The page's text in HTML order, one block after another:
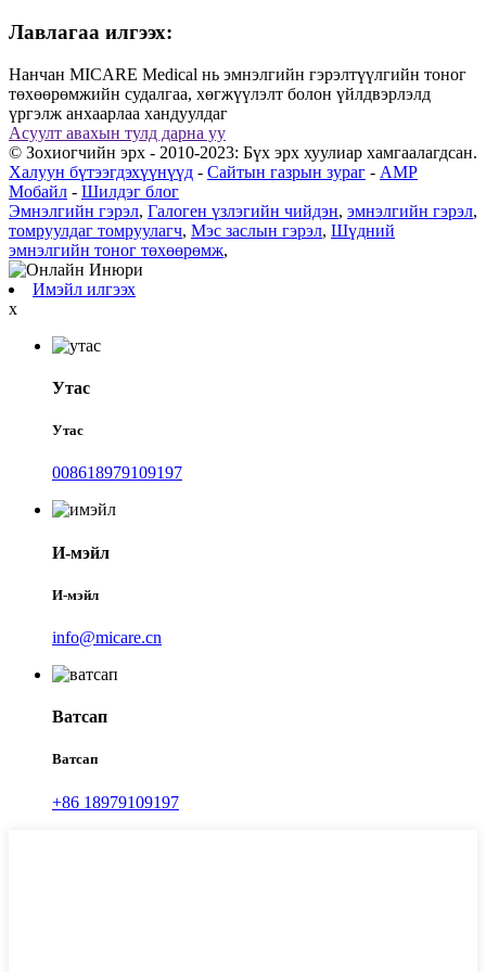
Лавлагаа илгээх:
Нанчан MICARE Medical нь эмнэлгийн гэрэлтүүлгийн тоног
төхөөрөмжийн судалгаа, хөгжүүлэлт болон үйлдвэрлэлд
үргэлж анхаарлаа хандуулдаг
Асуулт авахын тулд дарна уу
© Зохиогчийн эрх - 2010-2023: Бүх эрх хуулиар хамгаалагдсан.
Халуун бүтээгдэхүүнүүд - Сайтын газрын зураг - AMP
Мобайл - Шилдэг блог
Эмнэлгийн гэрэл, Галоген үзлэгийн чийдэн, эмнэлгийн гэрэл,
томруулдаг томруулагч, Мэс заслын гэрэл, Шүдний
эмнэлгийн тоног төхөөрөмж,
Имэйл илгээх
x
Утас
Утас
008618979109197
И-мэйл
И-мэйл
info@micare.cn
Ватсап
Ватсап
+86 18979109197